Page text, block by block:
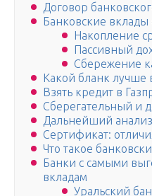
Договор
Банковские
Накопление
Пассивный
Сбережение
Какой бланк лучше
Взять кредит в
Сберегательный и
Дальнейший
Сертификат:
Что такое
Банки с самыми
вкладам
Уральский